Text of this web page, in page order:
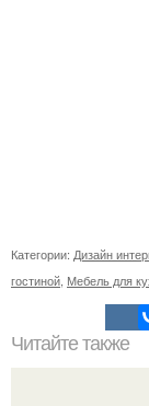
Категории: Дизайн
гостиной Мебель для
Читайте также